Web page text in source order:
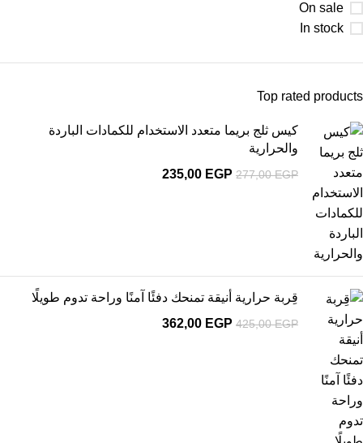
On sale
In stock
Top rated products
كيس ثلج بريما متعدد الاستخدام للكمادات الباردة
والحرارية
277,00EGP
235,00 EGP
قِربة حرارية أنيقة تمنحك دفئًا آمنًا وراحة تدوم طويلًا
425,00EGP
362,00 EGP